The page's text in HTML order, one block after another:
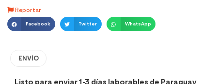
Reportar
Facebook Twitter WhatsApp
ENVÍO
Listo para enviar 1-3 días laborables de Paraguay